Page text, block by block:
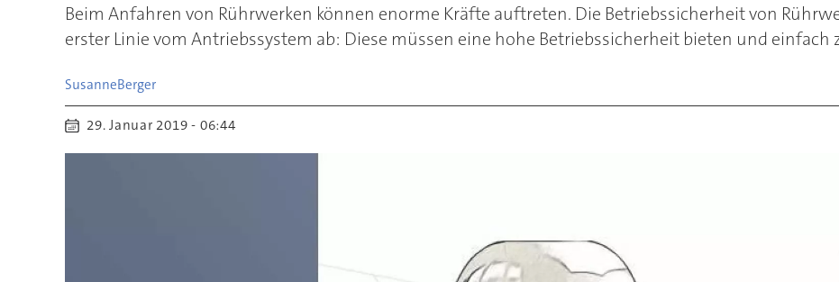
Beim Anfahren von Rührwerken können enorme Kräfte auftreten. Die Betriebssicherheit von
erster Linie vom Antriebssystem ab: Diese müssen eine hohe Betriebssicherheit bieten und
SusanneBerger
29. Januar 2019 - 06:44